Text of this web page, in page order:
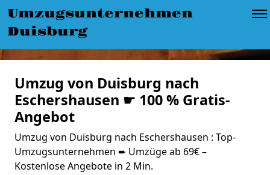
Umzugsunternehmen
Duisburg
Umzug von Duisburg nach
Eschershausen ☛ 100 % Gratis-
Angebot
Umzug von Duisburg nach Eschershausen : Top-
Umzugsunternehmen ➨ Umzüge ab 69€ –
Kostenlose Angebote in 2 Min.